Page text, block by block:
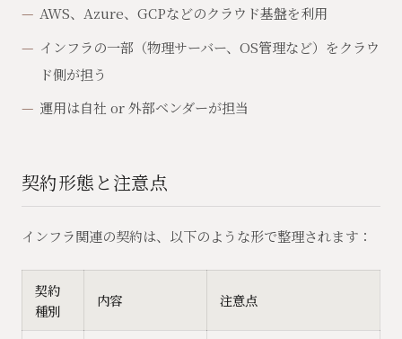
AWS、Azure、GCPなどのクラウド基盤を利用
インフラの一部（物理サーバー、OS管理など）をクラウ
ド側が担う
運用は自社 or 外部ベンダーが担当
契約形態と注意点
インフラ関連の契約は、以下のような形で整理されます：
契約
種別
内容 注意点